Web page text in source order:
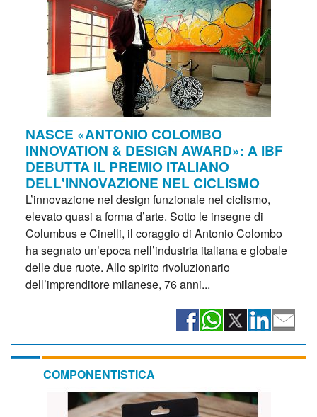
NASCE «ANTONIO COLOMBO
INNOVATION & DESIGN AWARD»: A IBF
DEBUTTA IL PREMIO ITALIANO
DELL'INNOVAZIONE NEL CICLISMO
L’innovazione nel design funzionale nel ciclismo,
elevato quasi a forma d’arte. Sotto le insegne di
Columbus e Cinelli, il coraggio di Antonio Colombo
ha segnato un’epoca nell’industria italiana e globale
delle due ruote. Allo spirito rivoluzionario
dell’imprenditore milanese, 76 anni...
COMPONENTISTICA